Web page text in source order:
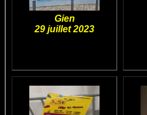
Gien
29 juillet 2023